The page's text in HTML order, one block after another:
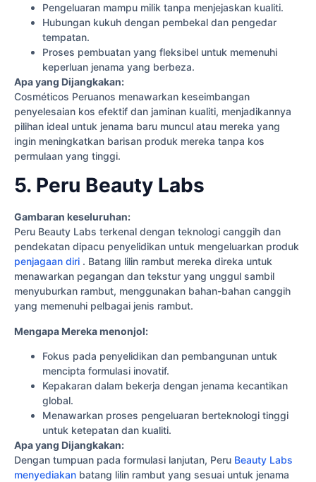
Pengeluaran mampu milik tanpa menjejaskan kualiti.
Hubungan kukuh dengan pembekal dan pengedar
tempatan.
Proses pembuatan yang fleksibel untuk memenuhi
keperluan jenama yang berbeza.
Apa yang Dijangkakan:
Cosméticos Peruanos menawarkan keseimbangan
penyelesaian kos efektif dan jaminan kualiti, menjadikannya
pilihan ideal untuk jenama baru muncul atau mereka yang
ingin meningkatkan barisan produk mereka tanpa kos
permulaan yang tinggi.
5. Peru Beauty Labs
Gambaran keseluruhan:
Peru Beauty Labs terkenal dengan teknologi canggih dan
pendekatan dipacu penyelidikan untuk mengeluarkan produk
penjagaan diri . Batang lilin rambut mereka direka untuk
menawarkan pegangan dan tekstur yang unggul sambil
menyuburkan rambut, menggunakan bahan-bahan canggih
yang memenuhi pelbagai jenis rambut.
Mengapa Mereka menonjol:
Fokus pada penyelidikan dan pembangunan untuk
mencipta formulasi inovatif.
Kepakaran dalam bekerja dengan jenama kecantikan
global.
Menawarkan proses pengeluaran berteknologi tinggi
untuk ketepatan dan kualiti.
Apa yang Dijangkakan:
Dengan tumpuan pada formulasi lanjutan, Peru Beauty Labs
menyediakan batang lilin rambut yang sesuai untuk jenama